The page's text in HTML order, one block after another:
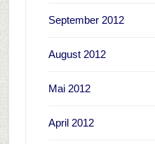
September 2012
August 2012
Mai 2012
April 2012